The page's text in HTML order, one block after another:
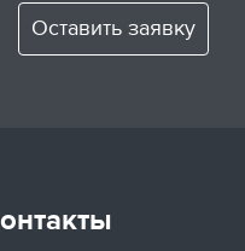
Оставить заявку